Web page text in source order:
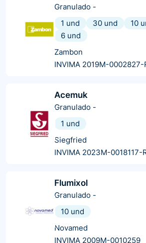
Granulado -
1 und
30 und 10
6 und
Zambon
INVIMA 2019M-0002827-
Acemuk
Granulado -
1 und
Siegfried
INVIMA 2023M-0018117-
Flumixol
Granulado -
10 und
Novamed
INVIMA 2009M-0010259